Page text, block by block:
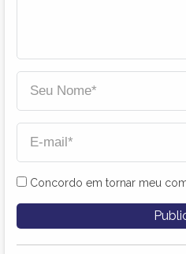
Concordo em tornar meu